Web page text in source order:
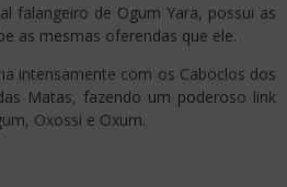
falangeiro de Ogum Yara, possui as
as mesmas oferendas que ele.
intensamente com os Caboclos dos
Matas, fazendo um poderoso link
Oxossi e Oxum.